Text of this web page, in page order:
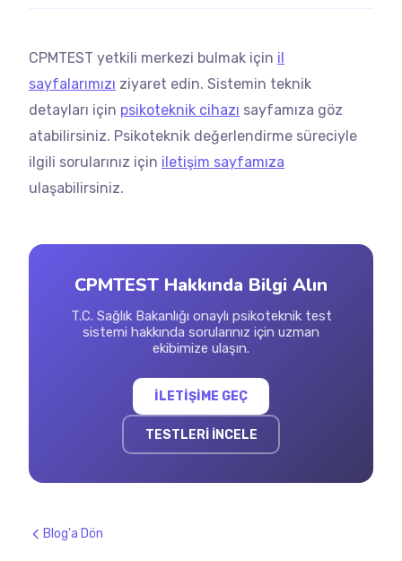
CPMTEST yetkili merkezi bulmak için il
sayfalarımızı ziyaret edin. Sistemin teknik
detayları için psikoteknik cihazı sayfamıza göz
atabilirsiniz. Psikoteknik değerlendirme süreciyle
ilgili sorularınız için iletişim sayfamıza
ulaşabilirsiniz.
CPMTEST Hakkında Bilgi Alın
T.C. Sağlık Bakanlığı onaylı psikoteknik test
sistemi hakkında sorularınız için uzman
ekibimize ulaşın.
İLETİŞİME GEÇ
TESTLERİ İNCELE
Blog'a Dön